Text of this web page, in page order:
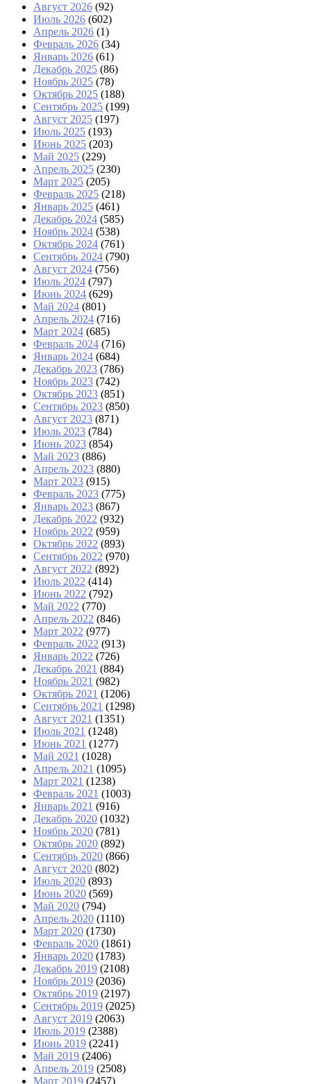
Август 2026 (92)
Июль 2026 (602)
Апрель 2026 (1)
Февраль 2026 (34)
Январь 2026 (61)
Декабрь 2025 (86)
Ноябрь 2025 (78)
Октябрь 2025 (188)
Сентябрь 2025 (199)
Август 2025 (197)
Июль 2025 (193)
Июнь 2025 (203)
Май 2025 (229)
Апрель 2025 (230)
Март 2025 (205)
Февраль 2025 (218)
Январь 2025 (461)
Декабрь 2024 (585)
Ноябрь 2024 (538)
Октябрь 2024 (761)
Сентябрь 2024 (790)
Август 2024 (756)
Июль 2024 (797)
Июнь 2024 (629)
Май 2024 (801)
Апрель 2024 (716)
Март 2024 (685)
Февраль 2024 (716)
Январь 2024 (684)
Декабрь 2023 (786)
Ноябрь 2023 (742)
Октябрь 2023 (851)
Сентябрь 2023 (850)
Август 2023 (871)
Июль 2023 (784)
Июнь 2023 (854)
Май 2023 (886)
Апрель 2023 (880)
Март 2023 (915)
Февраль 2023 (775)
Январь 2023 (867)
Декабрь 2022 (932)
Ноябрь 2022 (959)
Октябрь 2022 (893)
Сентябрь 2022 (970)
Август 2022 (892)
Июль 2022 (414)
Июнь 2022 (792)
Май 2022 (770)
Апрель 2022 (846)
Март 2022 (977)
Февраль 2022 (913)
Январь 2022 (726)
Декабрь 2021 (884)
Ноябрь 2021 (982)
Октябрь 2021 (1206)
Сентябрь 2021 (1298)
Август 2021 (1351)
Июль 2021 (1248)
Июнь 2021 (1277)
Май 2021 (1028)
Апрель 2021 (1095)
Март 2021 (1238)
Февраль 2021 (1003)
Январь 2021 (916)
Декабрь 2020 (1032)
Ноябрь 2020 (781)
Октябрь 2020 (892)
Сентябрь 2020 (866)
Август 2020 (802)
Июль 2020 (893)
Июнь 2020 (569)
Май 2020 (794)
Апрель 2020 (1110)
Март 2020 (1730)
Февраль 2020 (1861)
Январь 2020 (1783)
Декабрь 2019 (2108)
Ноябрь 2019 (2036)
Октябрь 2019 (2197)
Сентябрь 2019 (2025)
Август 2019 (2063)
Июль 2019 (2388)
Июнь 2019 (2241)
Май 2019 (2406)
Апрель 2019 (2508)
Март 2019 (2457)